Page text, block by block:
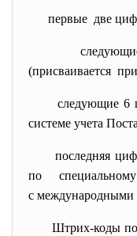
первые две
(присваивается
следующие 6
системе учета
последняя
по
с международными
Штрих-коды